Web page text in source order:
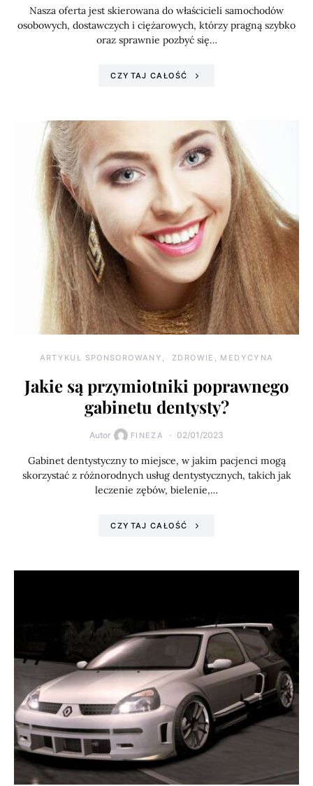
Nasza oferta jest skierowana do właścicieli samochodów
osobowych, dostawczych i ciężarowych, którzy pragną szybko
oraz sprawnie pozbyć się…
CZYTAJ CAŁOŚĆ
ARTYKUŁ SPONSOROWANY ZDROWIE, MEDYCYNA
Jakie są przymiotniki poprawnego
gabinetu dentysty?
Autor FINEZA 02/01/2023
Gabinet dentystyczny to miejsce, w jakim pacjenci mogą
skorzystać z różnorodnych usług dentystycznych, takich jak
leczenie zębów, bielenie,…
CZYTAJ CAŁOŚĆ